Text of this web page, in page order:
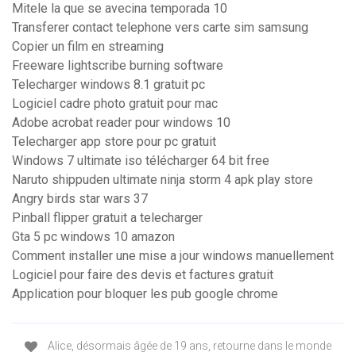
Mitele la que se avecina temporada 10
Transferer contact telephone vers carte sim samsung
Copier un film en streaming
Freeware lightscribe burning software
Telecharger windows 8.1 gratuit pc
Logiciel cadre photo gratuit pour mac
Adobe acrobat reader pour windows 10
Telecharger app store pour pc gratuit
Windows 7 ultimate iso télécharger 64 bit free
Naruto shippuden ultimate ninja storm 4 apk play store
Angry birds star wars 37
Pinball flipper gratuit a telecharger
Gta 5 pc windows 10 amazon
Comment installer une mise a jour windows manuellement
Logiciel pour faire des devis et factures gratuit
Application pour bloquer les pub google chrome
Alice, désormais âgée de 19 ans, retourne dans le monde